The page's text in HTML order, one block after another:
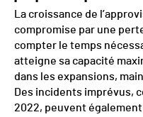
La croissance de
compromise par une
compter le temps
atteigne sa capacité
dans les expansions,
Des incidents imprévus,
2022, peuvent